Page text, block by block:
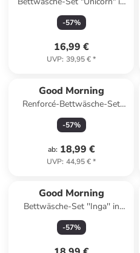
Pink/ Grün
-57%
16,99 €
UVP: 39,95 €*
Good Morning
Renforcé-Bettwäsche-Set
"Coco" in Weiß/ Hellbraun/
Creme
-57%
ab: 18,99 €
UVP: 44,95 €*
Good Morning
Bettwäsche-Set ''Inga'' in
Grün/ Bunt
-57%